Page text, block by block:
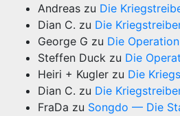
Andreas zu Die
Dian C. zu Die
George G zu Die
Steffen Duck zu Die
Heiri + Kugler zu Die
Dian C. zu Die
FraDa zu Songdo — Die